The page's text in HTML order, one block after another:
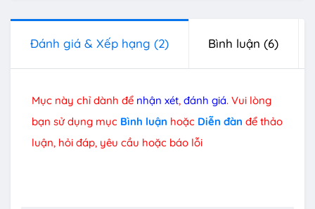
Đánh giá & Xếp hạng (2) Bình luận (6)
Mục này chỉ dành để nhận xét, đánh giá. Vui lòng
bạn sử dụng mục Bình luận hoặc Diễn đàn để thảo
luận, hỏi đáp, yêu cầu hoặc báo lỗi